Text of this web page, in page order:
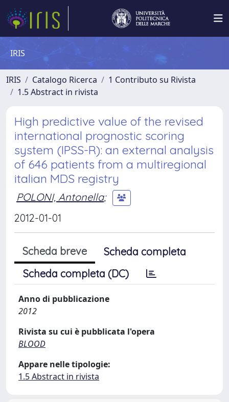
IRIS
IRIS Catalogo Ricerca
1 Contributo su Rivista
1.5 Abstract in rivista
High predictive value of the revised
international prognostic scoring
system (IPSS-R): an external analysis
of 646 patients from a multiregional
italian MDS registry
POLONI, Antonella;
2012-01-01
Scheda breve
Scheda completa
Scheda completa (DC)
Anno di pubblicazione
2012
Rivista su cui è pubblicata l'opera
BLOOD
Appare nelle tipologie:
1.5 Abstract in rivista